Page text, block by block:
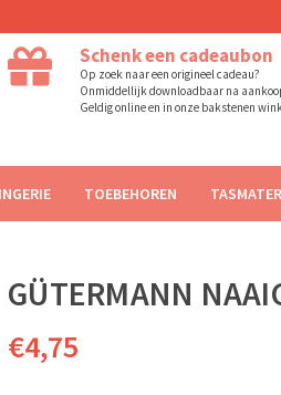
Schenk een cadeaubon
Op zoek naar een origineel cadeau?
Onmiddellijk downloadbaar na
Geldig online en in onze bakstenen
TOEBEHOREN
GÜTERMANN
€4,75